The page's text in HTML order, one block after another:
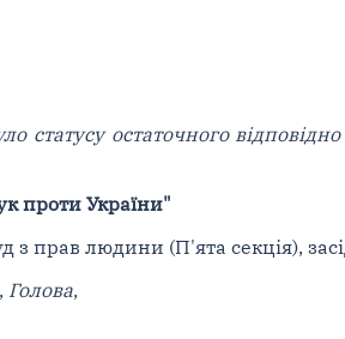
статусу остаточного
проти України"
з прав людини (П'ята секція),
Голова,